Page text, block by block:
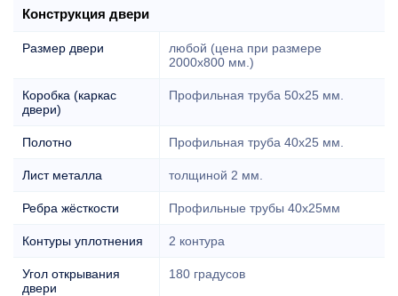
Конструкция двери
Размер двери
любой (цена при размере
2000x800 мм.)
Коробка (каркас
двери)
Профильная труба 50х25 мм.
Полотно Профильная труба 40х25 мм.
Лист металла толщиной 2 мм.
Ребра жёсткости Профильные трубы 40х25мм
Контуры уплотнения 2 контура
Угол открывания
двери
180 градусов